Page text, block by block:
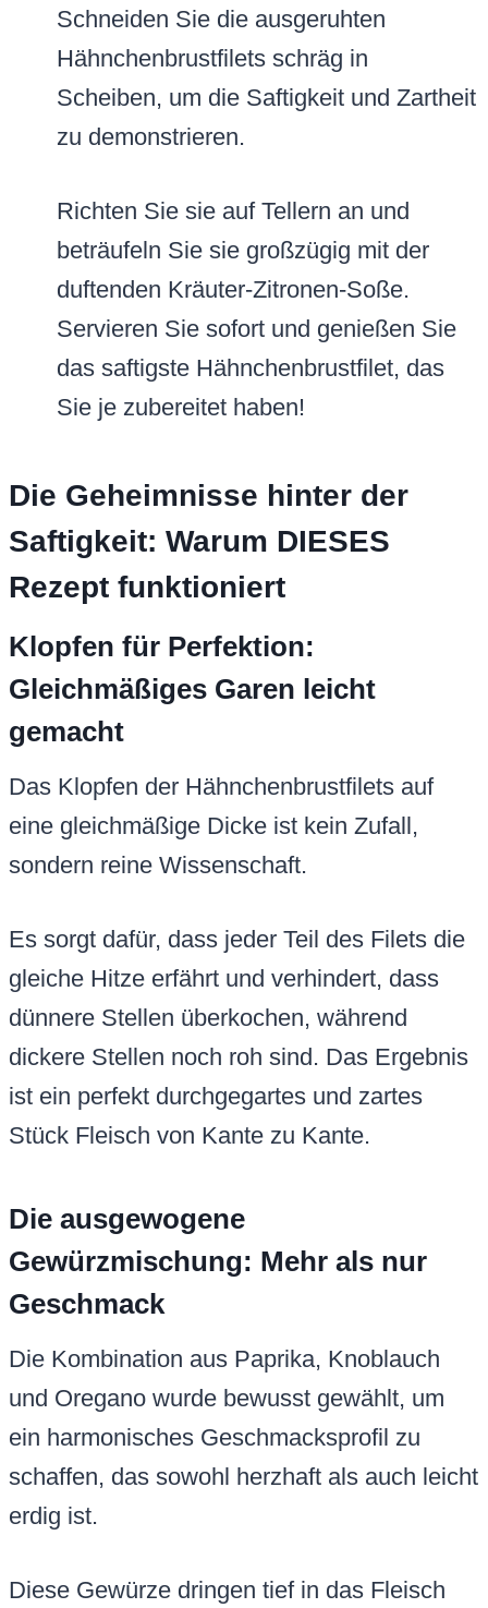
Schneiden Sie die ausgeruhten
Hähnchenbrustfilets schräg in
Scheiben, um die Saftigkeit und Zartheit
zu demonstrieren.
Richten Sie sie auf Tellern an und
beträufeln Sie sie großzügig mit der
duftenden Kräuter-Zitronen-Soße.
Servieren Sie sofort und genießen Sie
das saftigste Hähnchenbrustfilet, das
Sie je zubereitet haben!
Die Geheimnisse hinter der
Saftigkeit: Warum DIESES
Rezept funktioniert
Klopfen für Perfektion:
Gleichmäßiges Garen leicht
gemacht
Das Klopfen der Hähnchenbrustfilets auf
eine gleichmäßige Dicke ist kein Zufall,
sondern reine Wissenschaft.
Es sorgt dafür, dass jeder Teil des Filets die
gleiche Hitze erfährt und verhindert, dass
dünnere Stellen überkochen, während
dickere Stellen noch roh sind. Das Ergebnis
ist ein perfekt durchgegartes und zartes
Stück Fleisch von Kante zu Kante.
Die ausgewogene
Gewürzmischung: Mehr als nur
Geschmack
Die Kombination aus Paprika, Knoblauch
und Oregano wurde bewusst gewählt, um
ein harmonisches Geschmacksprofil zu
schaffen, das sowohl herzhaft als auch leicht
erdig ist.
Diese Gewürze dringen tief in das Fleisch